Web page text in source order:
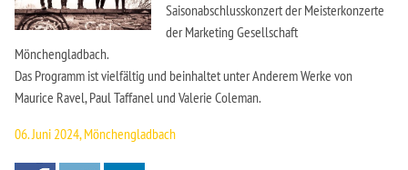
Saisonabschlusskonzert der Meisterkonzerte
der Marketing Gesellschaft
Mönchengladbach.
Das Programm ist vielfältig und beinhaltet unter Anderem Werke von
Maurice Ravel, Paul Taffanel und Valerie Coleman.
06. Juni 2024, Mönchengladbach